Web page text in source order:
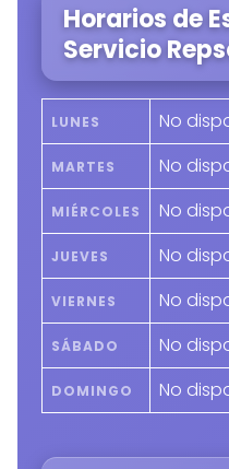
Horarios de
Servicio
LUNES No
MARTES No
MIÉRCOLES No
JUEVES No
VIERNES No
SÁBADO No
DOMINGO No